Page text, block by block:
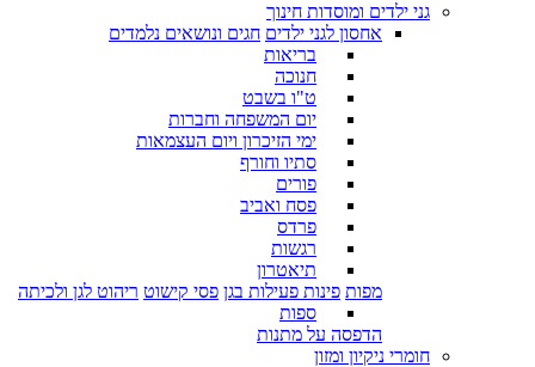
גני ילדים ומוסדות חינוך
אחסון לגני ילדים חגים ונושאים נלמדים
בריאות
חנוכה
ט"ו בשבט
יום המשפחה וחברות
ימי הזיכרון ויום העצמאות
סתיו וחורף
פורים
פסח ואביב
פרדס
רגשות
תיאטרון
מפות פינות פעילות בגן פסי קישוט ריהוט לגן ולכיתה
ספות
הדפסה על מתנות
חומרי ניקיון ומזון